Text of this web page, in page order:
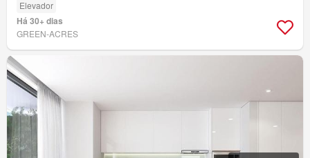
Elevador
Há 30+ dias
GREEN-ACRES